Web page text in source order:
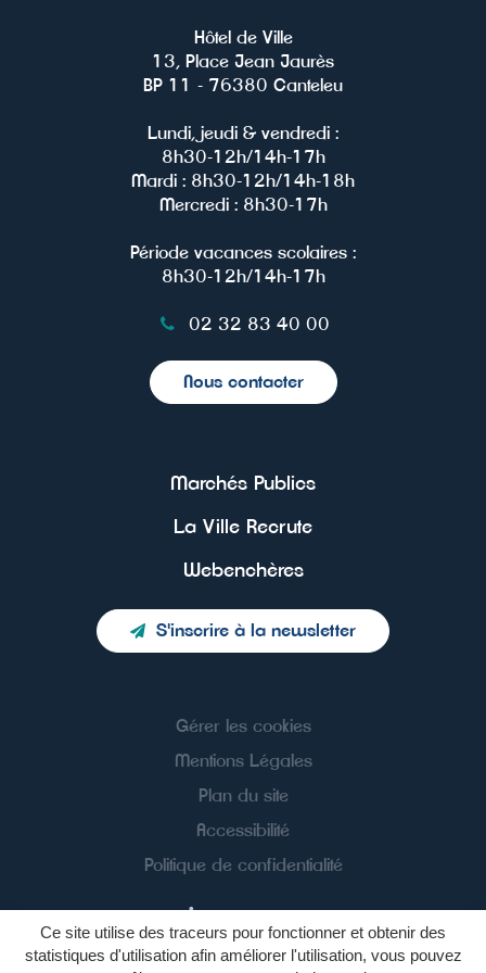
Ce site utilise des traceurs pour fonctionner et obtenir des
statistiques d'utilisation afin améliorer l'utilisation, vous pouvez
Facebook
TwitterInstagram
Youtube
Hôtel de Ville
13, Place Jean Jaurès
BP 11 - 76380 Canteleu
Lundi, jeudi & vendredi :
8h30-12h/14h-17h
Mardi : 8h30-12h/14h-18h
Mercredi : 8h30-17h
Période vacances scolaires :
8h30-12h/14h-17h
02 32 83 40 00
Nous contacter
Marchés Publics
La Ville Recrute
Webenchères
S'inscrire à la newsletter
Gérer les cookies
Mentions Légales
Plan du site
Accessibilité
Politique de confidentialité